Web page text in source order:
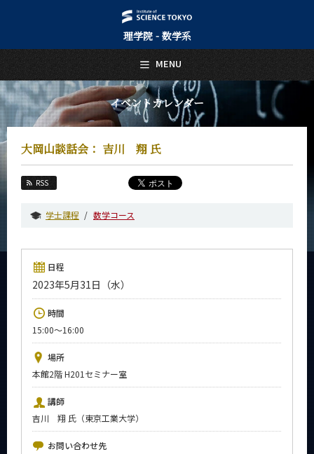
理学院 - 数学系
イベントカレンダー
大岡山談話会： 吉川 翔 氏
RSS
学士課程 数学コース
日程
2023年5月31日（水）
時間
15:00～16:00
場所
本館2階 H201セミナー室
講師
吉川 翔 氏（東京工業大学）
お問い合わせ先
MENU
日本語 English
トップページ
Top Page
数学系について
About Us
Education
入学案内
Admissions
数学系 News
イベントカレンダー
Event Calendar
今後のイベント
今後の課程別イベント
年別アーカイブ